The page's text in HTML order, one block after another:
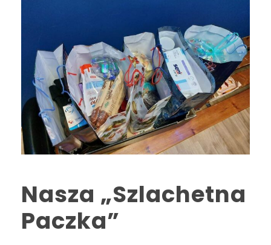
Nasza „Szlachetna
Paczka”